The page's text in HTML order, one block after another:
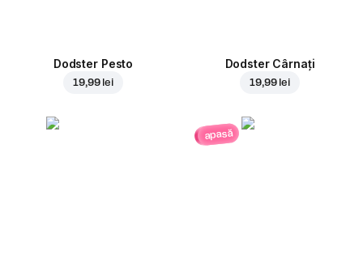
Dodster Pesto
19,99 lei
Dodster Cârnați
19,99 lei
apasă